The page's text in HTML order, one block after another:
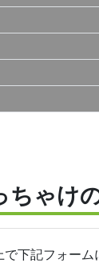
ゃけ
で下記フォー